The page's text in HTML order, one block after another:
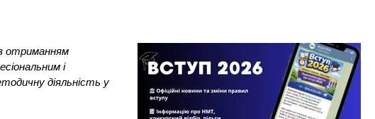
отриманням
і
діяльність у